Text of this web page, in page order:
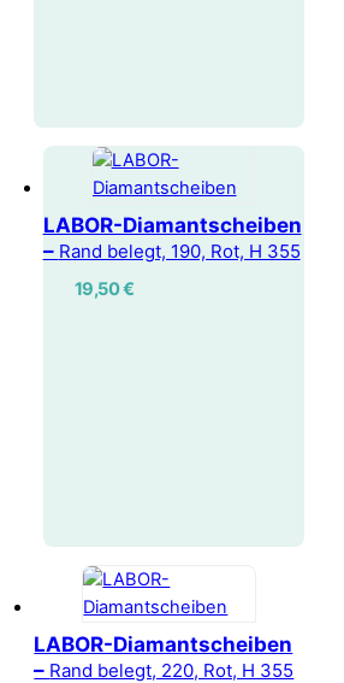
LABOR-Diamantscheiben
– Rand belegt, 190, Rot, H 355
19,50€
LABOR-Diamantscheiben
– Rand belegt, 220, Rot, H 355